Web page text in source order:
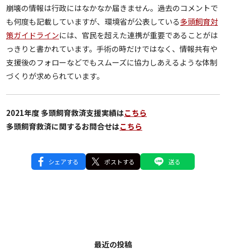
崩壊の情報は行政にはなかなか届きません。過去のコメントで
も何度も記載していますが、環境省が公表している多頭飼育対
策ガイドラインには、官民を超えた連携が重要であることがは
っきりと書かれています。手術の時だけではなく、情報共有や
支援後のフォローなどでもスムーズに協力しあえるような体制
づくりが求められています。
2021年度 多頭飼育救済支援実績はこちら
多頭飼育救済に関するお問合せはこちら
シェアする ポストする 送る
最近の投稿